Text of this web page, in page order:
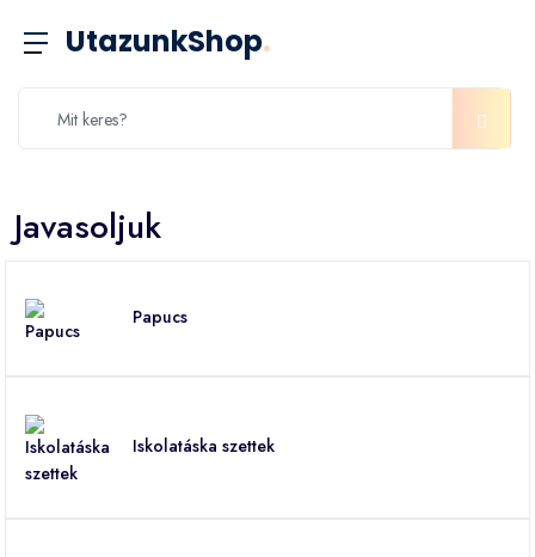
UtazunkShop.
Javasoljuk
Papucs
Iskolatáska szettek